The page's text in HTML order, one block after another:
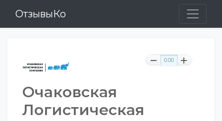
ОтзывыКо
0.00
Очаковская
Логистическая